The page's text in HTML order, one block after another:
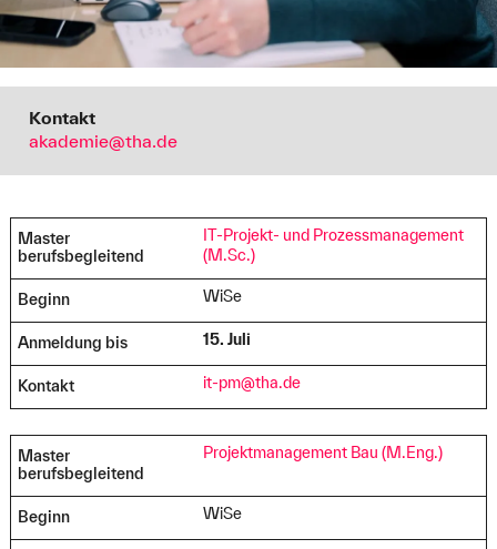
Kontakt
akademie@tha.de
Master
berufsbegleitend
IT-Projekt- und Prozessmanagement
(M.Sc.)
Beginn WiSe
Anmeldung bis 15. Juli
Kontakt it-pm@tha.de
Master
berufsbegleitend
Projektmanagement Bau (M.Eng.)
Beginn WiSe